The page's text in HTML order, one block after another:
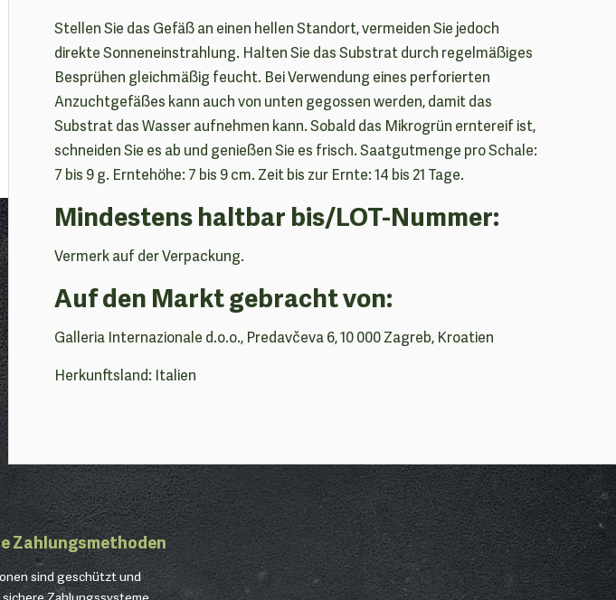
Stellen Sie das Gefäß an einen hellen Standort, vermeiden Sie jedoch
direkte Sonneneinstrahlung. Halten Sie das Substrat durch regelmäßiges
Besprühen gleichmäßig feucht. Bei Verwendung eines perforierten
Anzuchtgefäßes kann auch von unten gegossen werden, damit das
Substrat das Wasser aufnehmen kann. Sobald das Mikrogrün erntereif ist,
schneiden Sie es ab und genießen Sie es frisch. Saatgutmenge pro Schale:
7 bis 9 g. Erntehöhe: 7 bis 9 cm. Zeit bis zur Ernte: 14 bis 21 Tage.
Mindestens haltbar bis/LOT-Nummer:
Vermerk auf der Verpackung.
Auf den Markt gebracht von:
Galleria Internazionale d.o.o., Predavčeva 6, 10 000 Zagreb, Kroatien
Herkunftsland: Italien
Zahlungsmethoden
sind geschützt und
Zahlungssysteme.